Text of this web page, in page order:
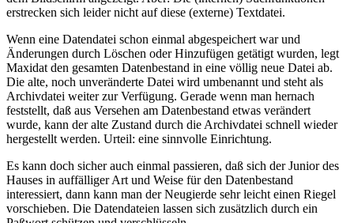
erstrecken sich leider nicht auf diese (externe) Textdatei.
Wenn eine Datendatei schon einmal abgespeichert war und
Änderungen durch Löschen oder Hinzufügen getätigt wurden, legt
Maxidat den gesamten Datenbestand in eine völlig neue Datei ab.
Die alte, noch unveränderte Datei wird umbenannt und steht als
Archivdatei weiter zur Verfügung. Gerade wenn man hernach
feststellt, daß aus Versehen am Datenbestand etwas verändert
wurde, kann der alte Zustand durch die Archivdatei schnell wieder
hergestellt werden. Urteil: eine sinnvolle Einrichtung.
Es kann doch sicher auch einmal passieren, daß sich der Junior des
Hauses in auffälliger Art und Weise für den Datenbestand
interessiert, dann kann man der Neugierde sehr leicht einen Riegel
vorschieben. Die Datendateien lassen sich zusätzlich durch ein